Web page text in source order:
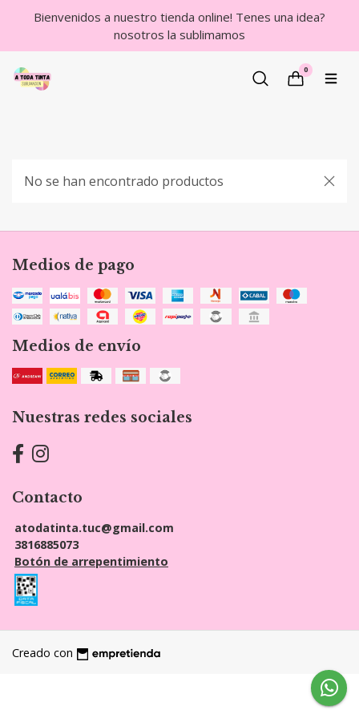
Bienvenidos a nuestro tienda online! Tenes una idea?
nosotros la sublimamos
0
No se han encontrado productos
Medios de pago
Medios de envío
Nuestras redes sociales
Contacto
atodatinta.tuc@gmail.com
3816885073
Botón de arrepentimiento
Creado con